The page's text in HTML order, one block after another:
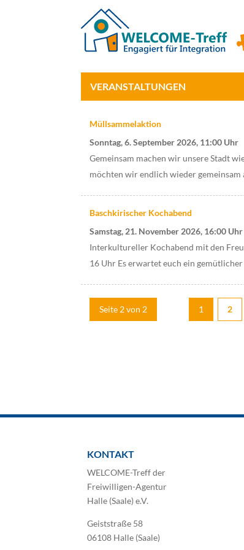
VERANSTALTUNGEN
Müllsammelaktion
Sonntag, 6. September 2026, 11:00 Uhr
Gemeinsam machen wir unsere Stadt
möchten wir endlich wieder
Baschkirischer Kochabend
Samstag, 21. November 2026, 16:00 Uhr
Interkultureller Kochabend mit den
16 Uhr Es erwartet euch ein
Seite 2 von 2 1 2
KONTAKT
WELCOME-Treff der
Freiwilligen-Agentur
Halle (Saale) e.V.
Geiststraße 58
06108 Halle (Saale)